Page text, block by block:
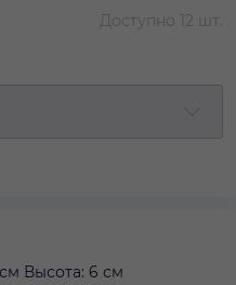
Доступно 12 шт.
Высота: 6 см